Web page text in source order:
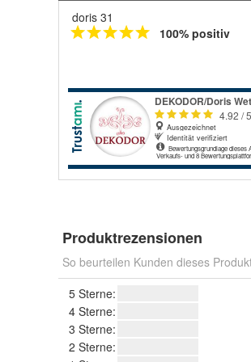
doris 31
100% positiv
Produktrezensionen
So beurteilen Kunden dieses
5 Sterne:
4 Sterne:
3 Sterne:
2 Sterne: